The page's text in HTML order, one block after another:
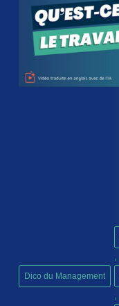
Dico du Management